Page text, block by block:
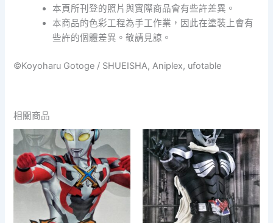
本頁所刊登的照片與實際商品會有些許差異。
本商品的色彩工程為手工作業，因此在塗裝上會有
些許的個體差異。敬請見諒。
©Koyoharu Gotoge / SHUEISHA, Aniplex, ufotable
相關商品